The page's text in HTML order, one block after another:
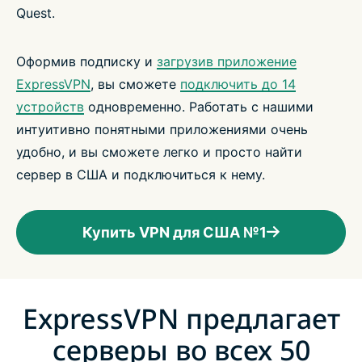
Quest.
Оформив подписку и загрузив приложение
ExpressVPN, вы сможете подключить до 14
устройств одновременно. Работать с нашими
интуитивно понятными приложениями очень
удобно, и вы сможете легко и просто найти
сервер в США и подключиться к нему.
Купить VPN для США №1
ExpressVPN предлагает
серверы во всех 50